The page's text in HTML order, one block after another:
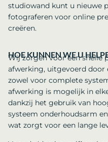
studiowand kunt u nieuwe
fotograferen voor online
creëren.
HOE KUNNEN WE U
Wij zorgen voor een snelle
afwerking, uitgevoerd door
zowel voor complete
afwerking is mogelijk in
dankzij het gebruik van
systeem onderhoudsarm
wat zorgt voor een lange